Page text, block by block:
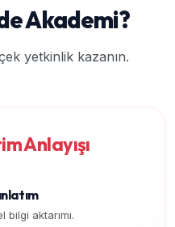
Akademi?
yetkinlik kazanın.
Anlayışı
bilgi aktarımı.